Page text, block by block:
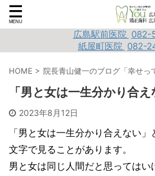
広島駅前医院 082-
紙屋町医院 082-
HOME > 院長青山健一のブログ「幸せっ
「男と女は一生分かり合え
2023年8月12日
「男と女は一生分かり合えない
文字で見ることがあります。
男と女は同じ人間だと思ってはい